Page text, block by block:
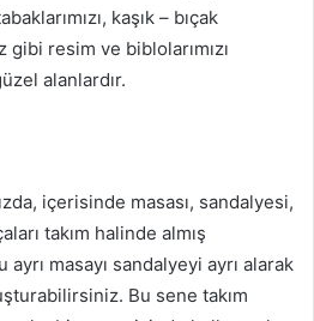
kaşık – bıçak
gibi resim ve biblolarımızı
alanlardır.
içerisinde masası, sandalyesi,
takım halinde almış
masayı sandalyeyi ayrı alarak
Bu sene takım